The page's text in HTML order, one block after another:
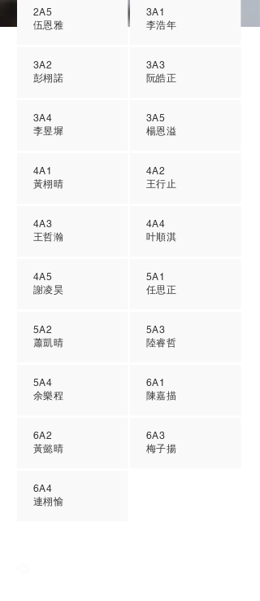
2A5
伍恩雅
3A2
彭栩諾
3A4
李昱墀
4A1
黃栩晴
4A3
王哲瀚
4A5
謝凌昊
5A2
蕭凱晴
5A4
余樂程
6A2
黃懿晴
6A4
連栩愉
3A1
李浩年
3A3
阮皓正
3A5
楊恩溢
4A2
王行止
4A4
叶順淇
5A1
任思正
5A3
陸睿哲
6A1
陳嘉描
6A3
梅子揚